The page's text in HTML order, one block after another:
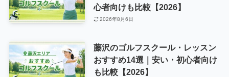
心者向けも比較【2026】
2026年8月6日
藤沢のゴルフスクール・レッスン
おすすめ14選｜安い・初心者向け
も比較【2026】